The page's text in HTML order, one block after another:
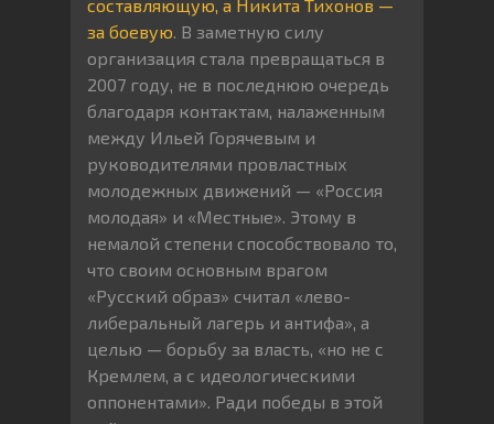
составляющую, а Никита Тихонов —
за боевую. В заметную силу
организация стала превращаться в
2007 году, не в последнюю очередь
благодаря контактам, налаженным
между Ильей Горячевым и
руководителями провластных
молодежных движений — «Россия
молодая» и «Местные». Этому в
немалой степени способствовало то,
что своим основным врагом
«Русский образ» считал «лево-
либеральный лагерь и антифа», а
целью — борьбу за власть, «но не с
Кремлем, а с идеологическими
оппонентами». Ради победы в этой